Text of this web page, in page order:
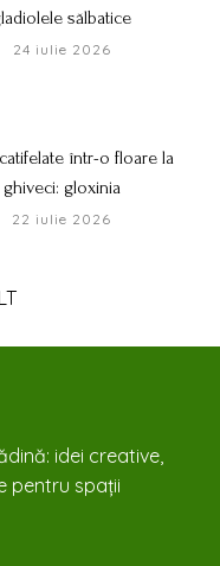
sălbatice
24 iulie 2026
într-o floare la
ghiveci: gloxinia
22 iulie 2026
idei creative,
pentru spații